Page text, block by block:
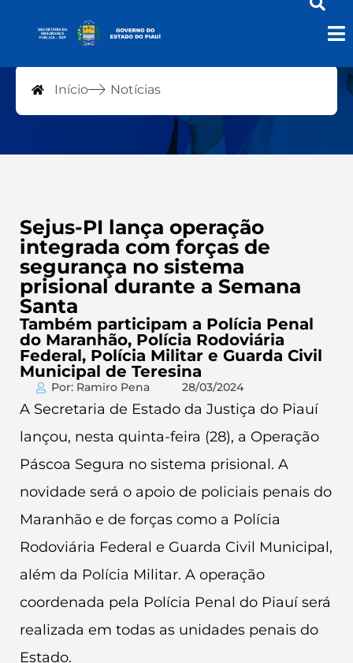
Notícias
Início Notícias
Sejus-PI lança operação
integrada com forças de
segurança no sistema
prisional durante a Semana
Santa
Também participam a Polícia Penal
do Maranhão, Polícia Rodoviária
Federal, Polícia Militar e Guarda Civil
Municipal de Teresina
Por: Ramiro Pena 28/03/2024
A Secretaria de Estado da Justiça do Piauí
lançou, nesta quinta-feira (28), a Operação
Páscoa Segura no sistema prisional. A
novidade será o apoio de policiais penais do
Maranhão e de forças como a Polícia
Rodoviária Federal e Guarda Civil Municipal,
além da Polícia Militar. A operação
coordenada pela Polícia Penal do Piauí será
realizada em todas as unidades penais do
Estado.